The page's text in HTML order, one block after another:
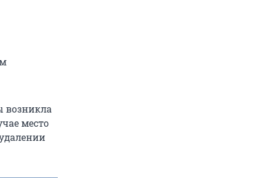
возникла
место